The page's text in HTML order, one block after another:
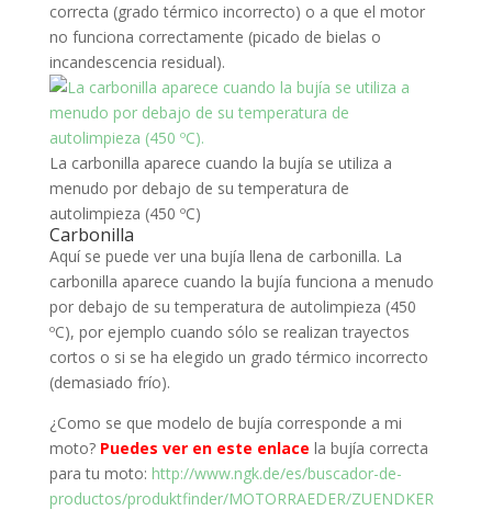
correcta (grado térmico incorrecto) o a que el motor
no funciona correctamente (picado de bielas o
incandescencia residual).
La carbonilla aparece cuando la bujía se utiliza a
menudo por debajo de su temperatura de
autolimpieza (450 ºC)
Carbonilla
Aquí se puede ver una bujía llena de carbonilla. La
carbonilla aparece cuando la bujía funciona a menudo
por debajo de su temperatura de autolimpieza (450
ºC), por ejemplo cuando sólo se realizan trayectos
cortos o si se ha elegido un grado térmico incorrecto
(demasiado frío).
¿Como se que modelo de bujía corresponde a mi
moto? Puedes ver en este enlace la bujía correcta
para tu moto: http://www.ngk.de/es/buscador-de-
productos/produktfinder/MOTORRAEDER/ZUENDKER